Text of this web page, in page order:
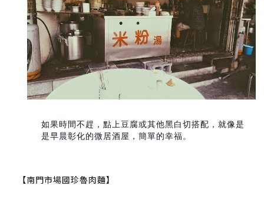
如果時間不趕，點上豆腐或其他黑白切搭配，就像是
是早晨彰化的微居酒屋，簡單的幸福。
【南門市場國珍魯肉麵】